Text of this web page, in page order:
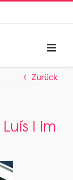
Zurück
I im